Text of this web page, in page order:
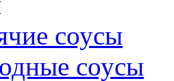
соусы
соусы